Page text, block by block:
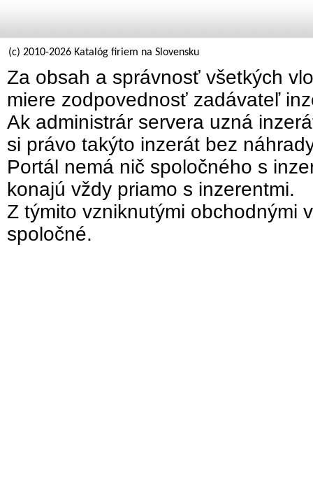
(c) 2010-2026 Katalóg firiem na Slovensku
Za obsah a správnosť všetkých
miere zodpovednosť zadávateľ
Ak administrár servera uzná
si právo takýto inzerát bez
Portál nemá nič spoločného s
konajú vždy priamo s inzerentmi.
Z týmito vzniknutými obchodnými
spoločné.